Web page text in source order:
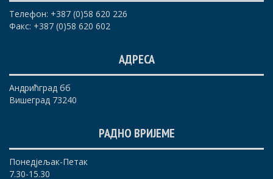
Телефон: +387 (0)58 620 226
Факс: +387 (0)58 620 602
АДРЕСА
Андрићград бб
Вишеград 73240
РАДНО ВРИЈЕМЕ
Понедјељак-Петак
7.30-15.30